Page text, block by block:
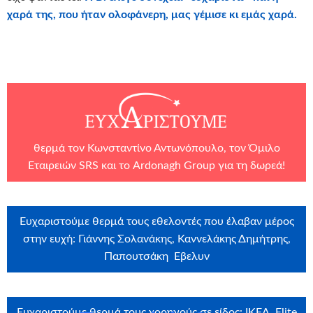
χαρά της, που ήταν ολοφάνερη, μας γέμισε κι εμάς χαρά.
θερμά τον Κωνσταντίνο Αντωνόπουλο, τονΌμιλο
Εταιρειών SRS και το Ardonagh Group για τη δωρεά!
Ευχαριστούμε θερμά τους εθελοντές που έλαβαν μέρος
στην ευχή: Γιάννης Σολανάκης, Καννελάκης Δημήτρης,
Παπουτσάκη Εβελυν